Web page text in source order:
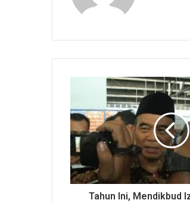
Tahun Ini, Mendikbud